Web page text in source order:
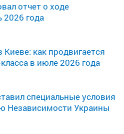
отчет о ходе
2026 года
как продвигается
в июле 2026 года
специальные условия
Независимости Украины